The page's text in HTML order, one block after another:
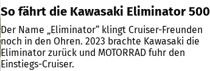
So fährt die Kawasaki Eliminator 500
Der Name „Eliminator“ klingt Cruiser-Freunden
noch in den Ohren. 2023 brachte Kawasaki die
Eliminator zurück und MOTORRAD fuhr den
Einstiegs-Cruiser.